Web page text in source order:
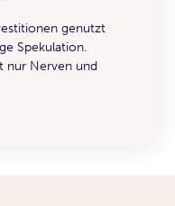
genutzt
Spekulation.
nur Nerven und